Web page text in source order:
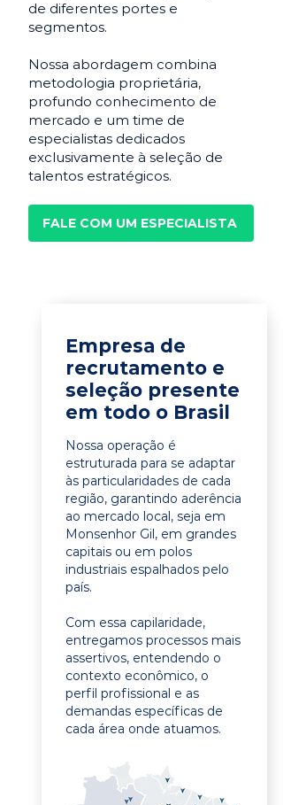
de diferentes portes e
segmentos.
Nossa abordagem combina
metodologia proprietária,
profundo conhecimento de
mercado e um time de
especialistas dedicados
exclusivamente à seleção de
talentos estratégicos.
FALE COM UM ESPECIALISTA
Empresa de
recrutamento e
seleção presente
em todo o Brasil
Nossa operação é
estruturada para se adaptar
às particularidades de cada
região, garantindo aderência
ao mercado local, seja em
Monsenhor Gil, em grandes
capitais ou em polos
industriais espalhados pelo
país.
Com essa capilaridade,
entregamos processos mais
assertivos, entendendo o
contexto econômico, o
perfil profissional e as
demandas específicas de
cada área onde atuamos.